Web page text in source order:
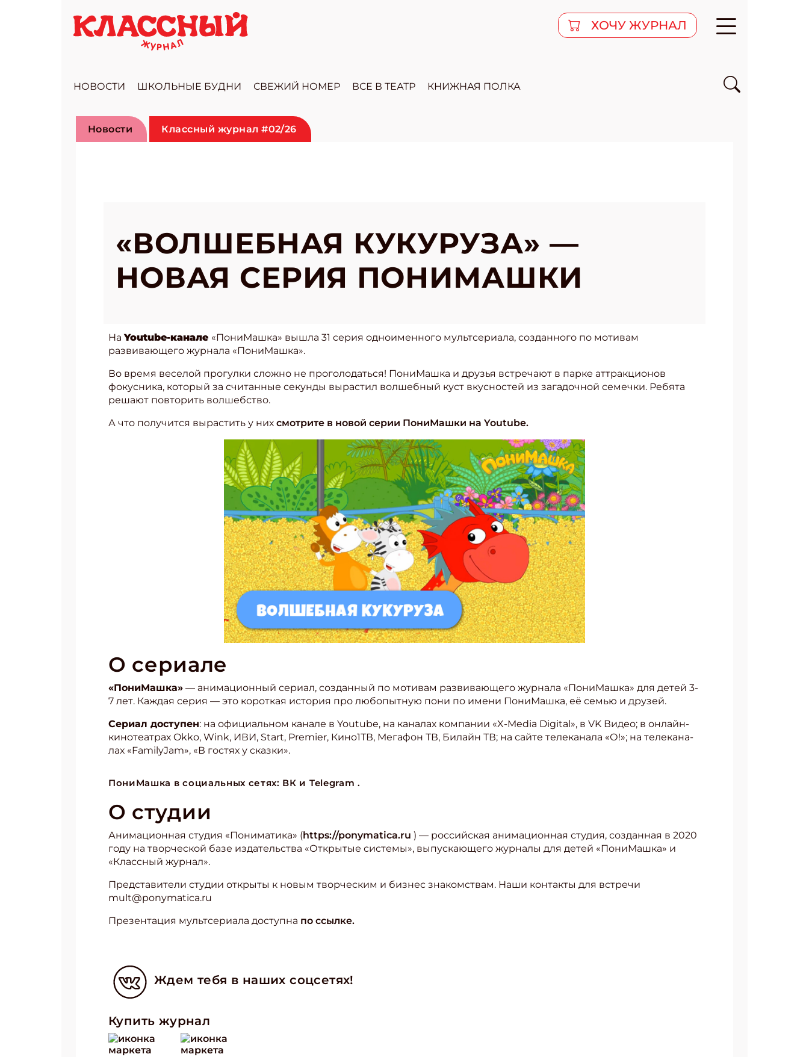
ХОЧУ ЖУРНАЛ
НОВОСТИ ШКОЛЬНЫЕ БУДНИ СВЕЖИЙ НОМЕР ВСЕ В ТЕАТР КНИЖНАЯ ПОЛКА
Новости Классный журнал #02/26
«ВОЛШЕБНАЯ КУКУРУЗА» —
НОВАЯ СЕРИЯ ПОНИМАШКИ
На Youtube-канале «ПониМашка» вышла 31 серия одноименного мультсериала, созданного по мотивам
развивающего журнала «ПониМашка».
Во время веселой прогулки сложно не проголодаться! ПониМашка и друзья встречают в парке аттракционов
фокусника, который за считанные секунды вырастил волшебный куст вкусностей из загадочной семечки. Ребята
решают повторить волшебство.
А что получится вырастить у них смотрите в новой серии ПониМашки на Youtube.
О сериале
«По­ни­Маш­ка» — ани­ма­ци­он­ный се­ри­ал, соз­дан­ный по мо­ти­вам раз­ви­ва­юще­го жур­на­ла «По­ни­Маш­ка» для де­тей 3-
7 лет. Каж­дая се­рия — это ко­рот­кая ис­то­рия про любо­пыт­ную по­ни по име­ни По­ни­Маш­ка, её семью и дру­зей.
Се­ри­ал дос­ту­пен: на офи­ци­аль­ном ка­на­ле в Youtube, на ка­на­лах ком­па­нии «X-Media Digital», в VK Ви­део; в он­лайн-
ки­но­те­ат­рах Okko, Wink, ИВИ, Start, Premier, Ки­но1ТВ, Ме­га­фон ТВ, Би­лайн ТВ; на сай­те те­ле­ка­на­ла «О!»; на те­ле­ка­на­
лах «FamilyJam», «В гос­тях у сказ­ки».
ПониМашка в социальных сетях: ВК и Telegram .
О сту­дии
Анимационная студия «Пониматика» (https://ponymatica.ru ) — российская анимационная студия, созданная в 2020
году на творческой базе издательства «Открытые системы», выпускающего журналы для детей «ПониМашка» и
«Классный журнал».
Представители студии открыты к новым творческим и бизнес знакомствам. Наши контакты для встречи
mult@ponymatica.ru
Презентация мультсериала доступна по ссылке.
Ждем тебя в наших соцсетях!
Купить журнал